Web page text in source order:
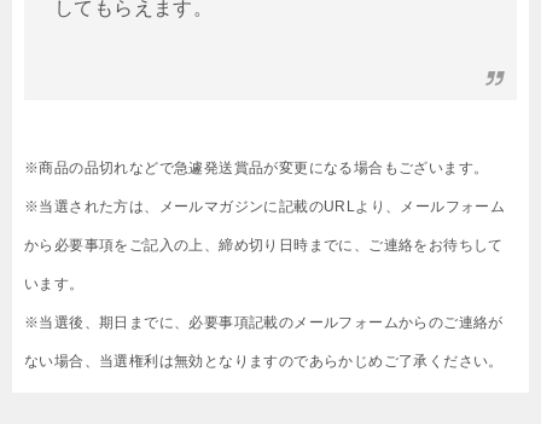
してもらえます。
※商品の品切れなどで急遽発送賞品が変更になる場合もございます。
※当選された方は、メールマガジンに記載のURLより、メールフォーム
から必要事項をご記入の上、締め切り日時までに、ご連絡をお待ちして
います。
※当選後、期日までに、必要事項記載のメールフォームからのご連絡が
ない場合、当選権利は無効となりますのであらかじめご了承ください。